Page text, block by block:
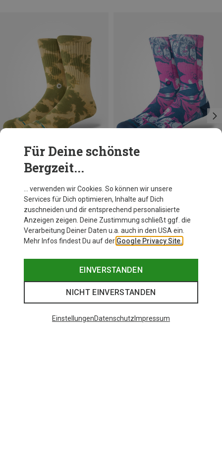
Du sparst 10%
Für Deine schönste
Bergzeit...
… verwenden wir Cookies. So können wir unsere
Services für Dich optimieren, Inhalte auf Dich
zuschneiden und dir entsprechend personalisierte
Anzeigen zeigen. Deine Zustimmung schließt ggf. die
Verarbeitung Deiner Daten u.a. auch in den USA ein.
Mehr Infos findest Du auf der Google Privacy Site.
EINVERSTANDEN
NICHT EINVERSTANDEN
EinstellungenDatenschutz Impressum